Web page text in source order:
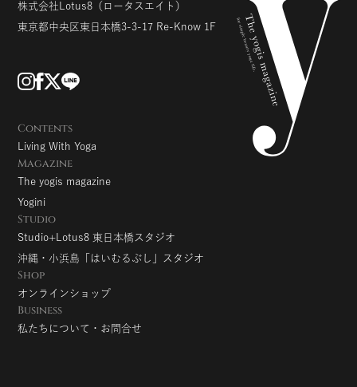
株式会社Lotus8 （ロータスエイト）
東京都中央区東日本橋3-3-17 Re-Know 1F
Contents
Living With Yoga
Magazine
The yogis magazine
Yogini
Studio
Studio+Lotus8 東日本橋スタジオ
沖縄・小浜島「はいむるぶし」スタジオ
Shop
オンラインショップ
Business
私たちについて・お問合せ